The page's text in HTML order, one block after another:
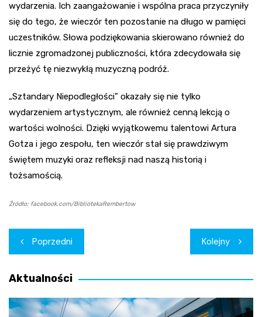
wydarzenia. Ich zaangażowanie i wspólna praca przyczyniły
się do tego, że wieczór ten pozostanie na długo w pamięci
uczestników. Słowa podziękowania skierowano również do
licznie zgromadzonej publiczności, która zdecydowała się
przeżyć tę niezwykłą muzyczną podróż.
„Sztandary Niepodległości” okazały się nie tylko
wydarzeniem artystycznym, ale również cenną lekcją o
wartości wolności. Dzięki wyjątkowemu talentowi Artura
Gotza i jego zespołu, ten wieczór stał się prawdziwym
świętem muzyki oraz refleksji nad naszą historią i
tożsamością.
Źródło: facebook.com/BibliotekaRembertow
Nawigacja
wpisu
Poprzedni Kolejny
Aktualności